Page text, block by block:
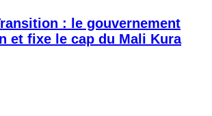
: le gouvernement
et fixe le cap du Mali Kura